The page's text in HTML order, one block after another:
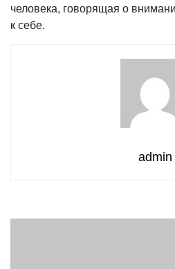
человека, говорящая о
к себе.
admin